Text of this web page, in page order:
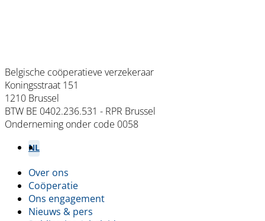
Belgische coöperatieve verzekeraar
Koningsstraat 151
1210 Brussel
BTW BE 0402.236.531 - RPR Brussel
Onderneming onder code 0058
NL
Footer
menu
Over ons
Coöperatie
Ons engagement
Nieuws & pers